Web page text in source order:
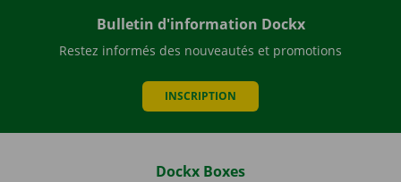
Bulletin d'information Dockx
Restez informés des nouveautés et promotions
INSCRIPTION
Dockx Boxes